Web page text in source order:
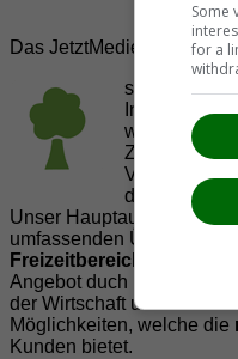
Das JetztMedien.com
welche es
Vereinen
der Region
Unser Hauptaugenmerk
umfassenden Überblick
Freizeitbereich
zu
Angebot duch
der Wirtschaft und der
Möglichkeiten, welche die
Kunden bietet.
Some
for a